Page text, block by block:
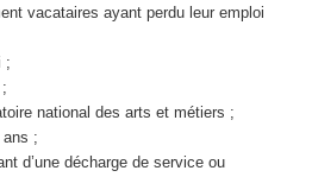
vacataires ayant perdu leur emploi
;
national des arts et métiers ;
ans ;
d’une décharge de service ou